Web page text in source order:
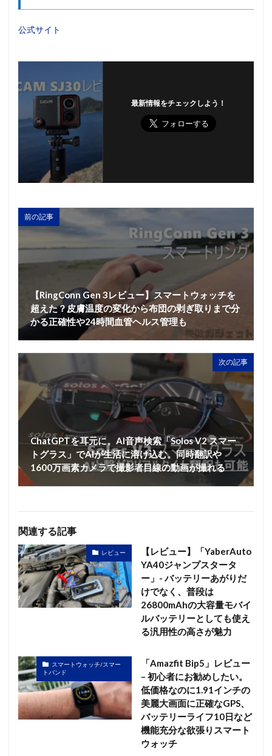
公式サイト
最新情報をチェックしよう！
前の記事
【RingConn Gen 3レビュー】スマートウォッチを
超えた？皮膚温度の変化から布団の剥ぎ取りまで分
かる正確性や24時間血管ヘルス管理も
次の記事
ChatGPTを耳元に。AI音声検索「Solos V2 スマー
トグラス」でAIが生活に溶け込む。同時翻訳や
1600万画素カメラで撮影者目線の動画が撮れる
関連する記事
レビュー
【レビュー】「YaberAuto
YA40ジャンプスタータ
ー」- バッテリーあがりだ
けでなく、普段は
26800mAhの大容量モバイ
ルバッテリーとしても使え
る汎用性の高さが魅力
スマートウォッチ/スマー
トバンド
「Amazfit Bip5」レビュー
– 初心者にお勧めしたい。
低価格なのに1.91インチの
美麗大画面に正確なGPS、
バッテリーライフ10日など
機能充分な欲張りスマート
ウォッチ